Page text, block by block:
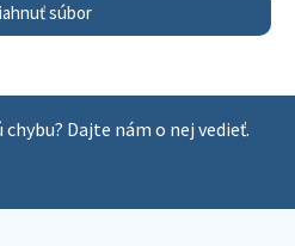
súbor
Dajte nám o nej vedieť.